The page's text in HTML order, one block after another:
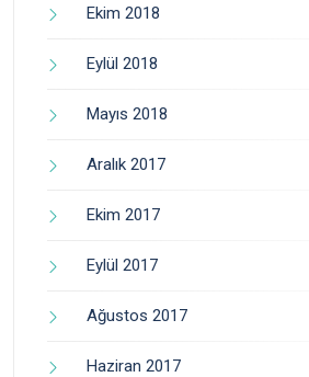
Ekim 2018
Eylül 2018
Mayıs 2018
Aralık 2017
Ekim 2017
Eylül 2017
Ağustos 2017
Haziran 2017